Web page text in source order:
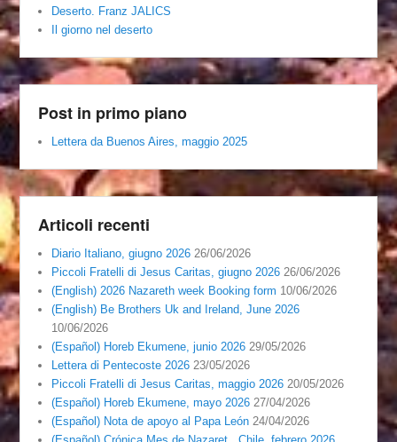
Deserto. Franz JALICS
Il giorno nel deserto
Post in primo piano
Lettera da Buenos Aires, maggio 2025
Articoli recenti
Diario Italiano, giugno 2026 26/06/2026
Piccoli Fratelli di Jesus Caritas, giugno 2026 26/06/2026
(English) 2026 Nazareth week Booking form 10/06/2026
(English) Be Brothers Uk and Ireland, June 2026
10/06/2026
(Español) Horeb Ekumene, junio 2026 29/05/2026
Lettera di Pentecoste 2026 23/05/2026
Piccoli Fratelli di Jesus Caritas, maggio 2026 20/05/2026
(Español) Horeb Ekumene, mayo 2026 27/04/2026
(Español) Nota de apoyo al Papa León 24/04/2026